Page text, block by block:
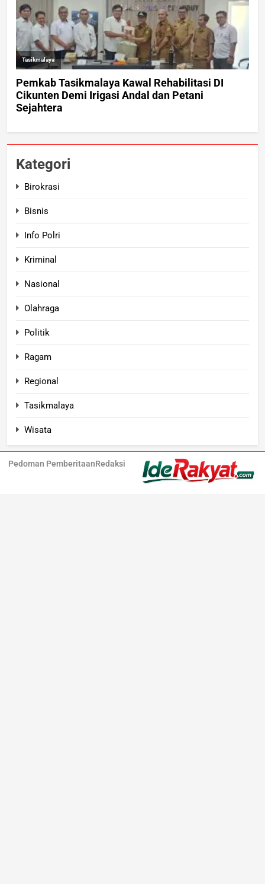
Kategori
Birokrasi
Bisnis
Info Polri
Kriminal
Nasional
Olahraga
Politik
Ragam
Regional
Tasikmalaya
Wisata
Pedoman PemberitaanRedaksi